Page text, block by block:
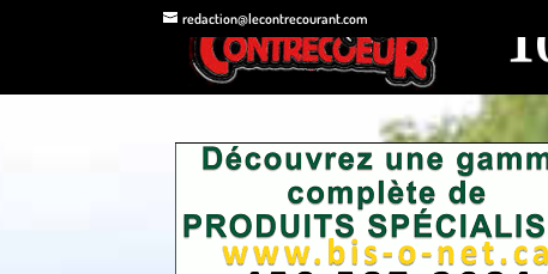
redaction@lecontrecourant.com